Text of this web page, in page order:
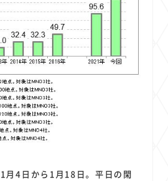
月4日から1月18日。平日の閑